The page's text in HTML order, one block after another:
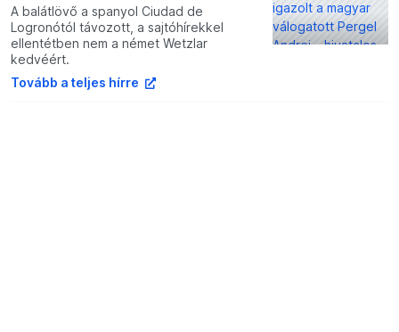
A balátlövő a spanyol Ciudad de
Logronótól távozott, a sajtóhírekkel
ellentétben nem a német Wetzlar
kedvéért.
Tovább a teljes hírre